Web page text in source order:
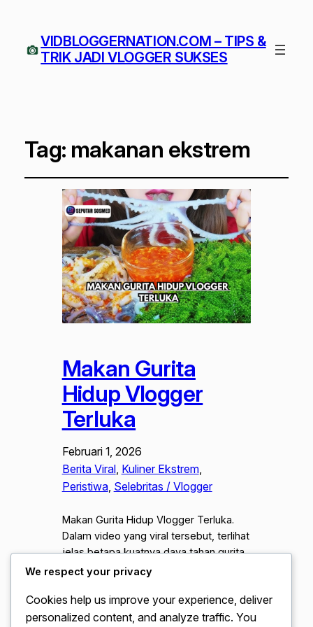
VIDBLOGGERNATION.COM – TIPS &
TRIK JADI VLOGGER SUKSES
Tag: makanan ekstrem
Makan Gurita
Hidup Vlogger
Terluka
Februari 1, 2026
Berita Viral, Kuliner Ekstrem
Peristiwa, Selebritas / Vlogger
Makan Gurita Hidup Vlogger Terluka.
Dalam video yang viral tersebut, terlihat
jelas betapa kuatnya daya tahan gurita
saat pengisap pada lengannya
menciptakan situasi antara hidup dan
mati dalam hitungan detik. Fenomena ini
We respect your privacy
Cookies help us improve your experience, deliver
personalized content, and analyze traffic. You